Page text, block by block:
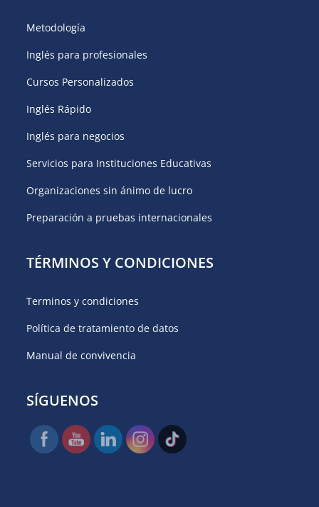
Metodología
Inglés para profesionales
Cursos Personalizados
Inglés Rápido
Inglés para negocios
Servicios para Instituciones Educativas
Organizaciones sin ánimo de lucro
Preparación a pruebas internacionales
TÉRMINOS Y CONDICIONES
Terminos y condiciones
Política de tratamiento de datos
Manual de convivencia
SÍGUENOS